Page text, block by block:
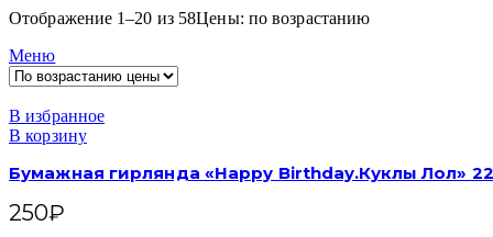
Отображение 1–20 из 58Цены: по возрастанию
Меню
В избранное
В корзину
Бумажная гирлянда «Happy Birthday.Куклы Лол»
250₽